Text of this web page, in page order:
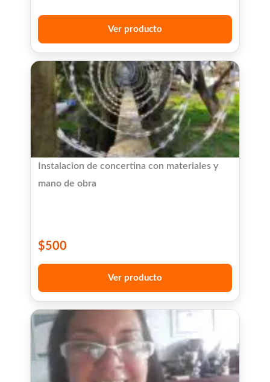
Ver producto
Instalacion de concertina con materiales y
mano de obra
$500
Ver producto